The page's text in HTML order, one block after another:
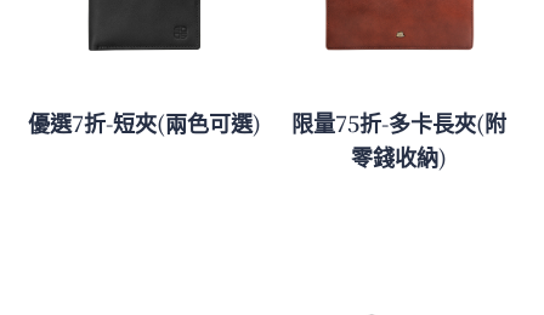
優選7折-短夾(兩色可選)
限量75折-多卡長夾(附
零錢收納)